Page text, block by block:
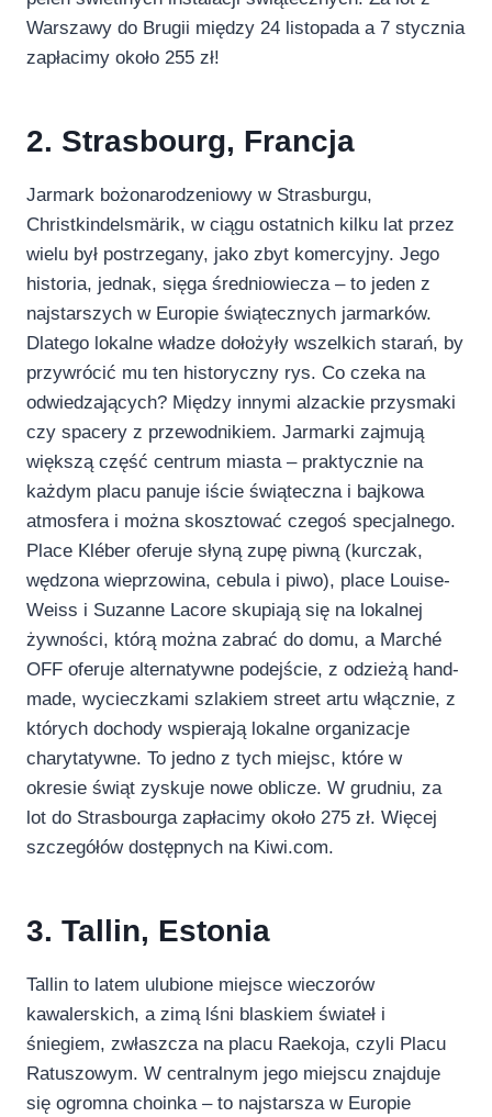
Warszawy do Brugii między 24 listopada a 7 stycznia
zapłacimy około 255 zł!
2. Strasbourg, Francja
Jarmark bożonarodzeniowy w Strasburgu,
Christkindelsmärik, w ciągu ostatnich kilku lat przez
wielu był postrzegany, jako zbyt komercyjny. Jego
historia, jednak, sięga średniowiecza – to jeden z
najstarszych w Europie świątecznych jarmarków.
Dlatego lokalne władze dołożyły wszelkich starań, by
przywrócić mu ten historyczny rys. Co czeka na
odwiedzających? Między innymi alzackie przysmaki
czy spacery z przewodnikiem. Jarmarki zajmują
większą część centrum miasta – praktycznie na
każdym placu panuje iście świąteczna i bajkowa
atmosfera i można skosztować czegoś specjalnego.
Place Kléber oferuje słyną zupę piwną (kurczak,
wędzona wieprzowina, cebula i piwo), place Louise-
Weiss i Suzanne Lacore skupiają się na lokalnej
żywności, którą można zabrać do domu, a Marché
OFF oferuje alternatywne podejście, z odzieżą hand-
made, wycieczkami szlakiem street artu włącznie, z
których dochody wspierają lokalne organizacje
charytatywne. To jedno z tych miejsc, które w
okresie świąt zyskuje nowe oblicze. W grudniu, za
lot do Strasbourga zapłacimy około 275 zł. Więcej
szczegółów dostępnych na Kiwi.com.
3. Tallin, Estonia
Tallin to latem ulubione miejsce wieczorów
kawalerskich, a zimą lśni blaskiem świateł i
śniegiem, zwłaszcza na placu Raekoja, czyli Placu
Ratuszowym. W centralnym jego miejscu znajduje
się ogromna choinka – to najstarsza w Europie